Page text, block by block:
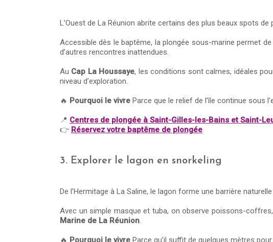
L’Ouest de La Réunion abrite certains des plus beaux spots
Accessible dès le baptême, la plongée sous-marine permet
d’autres rencontres inattendues.
Au Cap La Houssaye, les conditions sont calmes, idéales
niveau d’exploration.
🔥 Pourquoi le vivre Parce que le relief de l’île continue sous
📍 Centres de plongée à Saint-Gilles-les-Bains et Saint-
👉 Réservez votre baptême de plongée
3. Explorer le lagon en snorkeling
De l’Hermitage à La Saline, le lagon forme une barrière
Avec un simple masque et tuba, on observe poissons-
Marine de La Réunion.
🔥 Pourquoi le vivre Parce qu’il suffit de quelques mètres